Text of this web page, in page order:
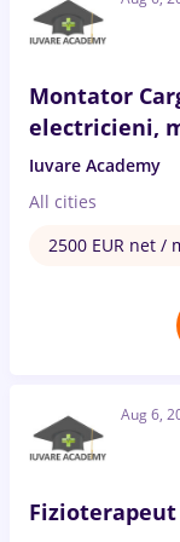
Montator
electricieni,
Iuvare Academy
All cities
2500 EUR net /
Aug 6,